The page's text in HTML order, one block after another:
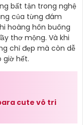
bất tận trong nghệ
của từng đám
hoàng hôn buông
thơ mộng. Và khi
chỉ đẹp mà còn dễ
giờ hết.
cute vô tri